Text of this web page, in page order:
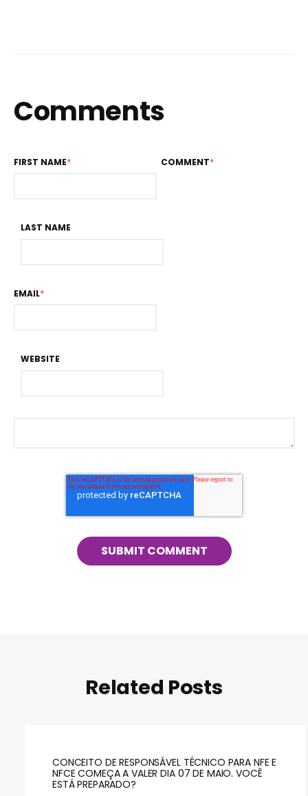
Comments
FIRST NAME*
LAST NAME
EMAIL*
WEBSITE
COMMENT*
Related Posts
CONCEITO DE RESPONSÁVEL TÉCNICO PARA NFE E
NFCE COMEÇA A VALER DIA 07 DE MAIO. VOCÊ
ESTÁ PREPARADO?